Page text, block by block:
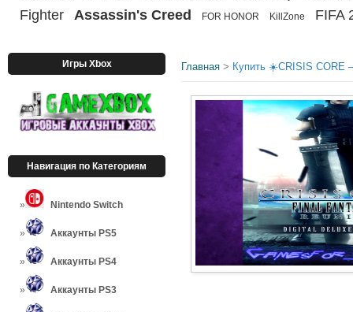
Fighter
Assassin's Creed FOR HONOR KillZone FIFA
Игры Xbox
Навигация по Категориям
Nintendo Switch
Аккаунты PS5
Аккаунты PS4
Аккаунты PS3
Главная > Купить ☀️CRISIS CORE